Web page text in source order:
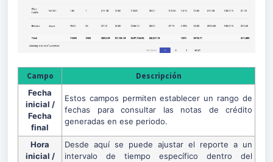
Campo Descripción
Fecha
inicial /
Fecha
final
Estos campos permiten establecer un rango de
fechas para consultar las notas de crédito
generadas en ese periodo.
Hora
inicial /
Desde aquí se puede ajustar el reporte a un
intervalo de tiempo específico dentro del